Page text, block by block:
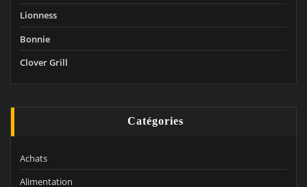
Lionness
Bonnie
Clover Grill
Catégories
Achats
Alimentation